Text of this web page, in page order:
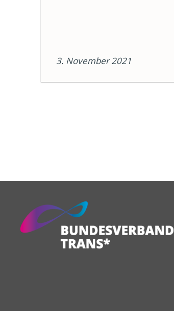
3. November 2021